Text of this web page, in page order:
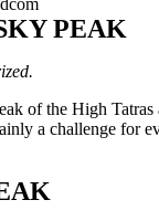
PEAK
of the High
a challenge for